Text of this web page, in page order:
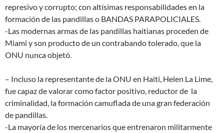
represivo y corrupto; con altísimas responsabilidades en la
formación de las pandillas o BANDAS PARAPOLICIALES.
-Las modernas armas de las pandillas haitianas proceden de
Miami y son producto de un contrabando tolerado, que la
ONU nunca objetó.
– Incluso la representante de la ONU en Haití, Helen La Lime,
fue capaz de valorar como factor positivo, reductor de la
criminalidad, la formación camuflada de una gran federación
de pandillas.
-La mayoría de los mercenarios que entrenaron militarmente